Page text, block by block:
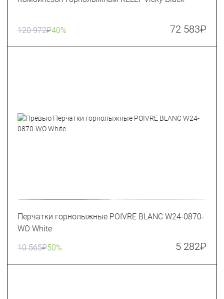
120 972₽40% 72 583₽
Перчатки горнолыжные POIVRE BLANC W24-0870-
WO White
10 565₽50% 5 282₽